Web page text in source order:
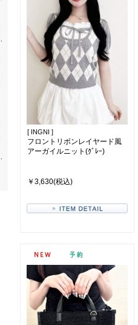
[ INGNI ]
フロントリボンレイヤード風
アーガイルニット(ｸﾞﾚｰ)
￥3,630(税込)